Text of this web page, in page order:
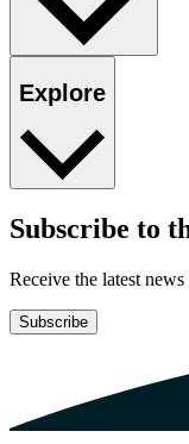
Explore​​​​‌ ‍ ​‍​‍‌‍ ‌ ​‍‌‍‍‌‌‍‌ ‌‍‍‌‌‍ ‍​‍​‍​ ‍‍​‍​‍‌ ​ ‌‍​‌‌‍ ‍‌‍‍‌‌ ‌​‌ ‍‌​‍ ‍‌‍‍‌‌‍ ​‍​‍​‍ ​​‍​‍‌‍‍​‌ ​‍‌‍‌‌‌‍‌‍​‍​‍​ ‍‍​‍​‍‌‍‍​‌ ‌​‌ ‌​‌ ​​​ ‍‍​‍ ​‍ ‌‍ ​‌‍ ‌‍​ ‌‍​‌‌‍ ​‌‍‍​‌‍ ‌ ​ ‌ ‌​​ ‍‍​ ​ ​ ​ ​ ​ ​ ​ ​‍ ‌‍‍‌‌‍ ‍‌ ‌​‌‍‌‌‌‍ ‍‌ ‌​​‍ ‌‍‌‌‌‍‌​‌‍‍‌‌ ‌​​‍ ‌‍ ‌‌‍ ‌‍‌​‌‍‌‌​ ‌‌ ​​‌ ​‍‌‍‌‌‌ ​ ‌‍‌‌‌‍ ‍‌ ‌​‌‍​‌‌ ‌​‌‍‍‌‌‍ ‌‍ ‍​ ‍ ‌‍‍‌‌‍‌​​ ‌‌ ​ ‌‍‍‌‌ ‌​‌‍‌‌‌​‌‍‌‍ ‌‍ ‌ ‌​‌‍‌‌‌ ​‍​ ‍ ‌ ‌​‌ ‍‌‌ ​​‌‍‌‌​ ‌‌‍‌‍‌‍ ‌‍ ‌ ‌​‌‍‌‌‌ ​‍​ ‍ ‌ ​​‌‍​‌‌ ‌​‌‍‍​​ ‌‌‍ ‌‌‍‌‌‌‍ ‍‌ ‌‌‌ ​ ​‍‌‌​ ‌‌‌​​‍‌‌ ‌‍‍ ‌‍‌‌‌ ‍‌​‍‌‌​ ​ ‌​‌​​‍‌‌​ ​ ‌​‌​​‍‌‌​ ​‍​ ​‍‌‍​‌​ ‍‌‌‍‌‍​ ​​‌‍‌​​ ​​​ ‌​​ ​​​ ​ ​ ​‌​ ‌‍​ ‌ ​‍‌‌​ ​‍​ ​‍​‍‌‌​ ‌‌‌​‌​​‍ ‍‌‍‍​‌‍‌‌‌‍​‌‌‍‌​‌‍‍‌‌‍ ‍‌‍‌ ​ ‌‍​‍‌‍​‌‌ ​ ‌‍‌‌‌‌‌‌‌ ​‍‌‍ ​​ ‌‌‍‍​‌ ‌​‌ ‌​‌ ​​​‍‌‌​ ​ ‌​​‌​‍‌‌​ ​‍‌​‌‍​‍‌‌​ ​‍‌​‌‍‌‍ ​‌‍ ‌‍​ ‌‍​‌‌‍ ​‌‍‍​‌‍ ‌ ​ ‌ ‌​​‍‌‌​ ​ ‌​​‌​ ​ ​ ​ ​ ​ ​ ​ ​‍‌‍‌‍‍‌‌‍‌​​ ‌‌ ​ ‌‍‍‌‌ ‌​‌‍‌‌‌​‌‍‌‍ ‌‍ ‌ ‌​‌‍‌‌‌ ​‍​‍‌‍‌ ‌​‌ ‍‌‌ ​​‌‍‌‌​ ‌‌‍‌‍‌‍ ‌‍ ‌ ‌​‌‍‌‌‌ ​‍​‍‌‍‌ ​​‌‍​‌‌ ‌​‌‍‍​​ ‌‌‍ ‌‌‍‌‌‌‍ ‍‌ ‌‌‌ ​ ​‍‌‌​ ‌‌‌​​‍‌‌ ‌‍‍ ‌‍‌‌‌ ‍‌​‍‌‌​ ​ ‌​‌​​‍‌‌​ ​ ‌​‌​​‍‌‌​ ​‍​ ​‍‌‍​‌​ ‍‌‌‍‌‍​ ​​‌‍‌​​ ​​​ ‌​​ ​​​ ​ ​ ​‌​ ‌‍​ ‌ ​‍‌‌​ ​‍​ ​‍​‍‌‌​ ‌‌‌​‌​​‍ ‍‌‍‍​‌‍‌‌‌‍​‌‌‍‌​‌‍‍‌‌‍ ‍‌‍‌ ​‍‌‍‌ ​​‌‍‌‌‌ ​‍‌ ​ ‌ ​​‌‍‌‌‌‍​ ‌ ‌​‌‍‍‌‌ ‌‍‌‍‌‌​ ‌‌ ​​‌ ‌‌‌‍​‍‌‍ ​‌‍‍‌‌ ​ ‌‍‍​‌‍‌‌‌‍‌​​‍​‍‌ ‌
Subscribe to the mailing list​​​​‌
Receive the latest news about New Jersey's Clean Energy
Subscribe​​​​‌ ‍ ​‍​‍‌‍ ‌ ​‍‌‍‍‌‌‍‌ ‌‍‍‌‌‍ ‍​‍​‍​ ‍‍​‍​‍‌ ​ ‌‍​‌‌‍ ‍‌‍‍‌‌ ‌​‌ ‍‌​‍ ‍‌‍‍‌‌‍ ​‍​‍​‍ ​​‍​‍‌‍‍​‌ ​‍‌‍‌‌‌‍‌‍​‍​‍​ ‍‍​‍​‍‌‍‍​‌ ‌​‌ ‌​‌ ​​​ ‍‍​‍ ​‍ ‌‍ ​‌‍ ‌‍​ ‌‍​‌‌‍ ​‌‍‍​‌‍ ‌ ​ ‌ ‌​​ ‍‍​ ​ ​ ​ ​ ​ ​ ​ ​‍ ‌‍‍‌‌‍ ‍‌ ‌​‌‍‌‌‌‍ ‍‌ ‌​​‍ ‌‍‌‌‌‍‌​‌‍‍‌‌ ‌​​‍ ‌‍ ‌‌‍ ‌‍‌​‌‍‌‌​ ‌‌ ​​‌ ​‍‌‍‌‌‌ ​ ‌‍‌‌‌‍ ‍‌ ‌​‌‍​‌‌ ‌​‌‍‍‌‌‍ ‌‍ ‍​ ‍ ‌‍‍‌‌‍‌​​ ‌‌ ​ ‌‍‍‌‌ ‌​‌‍‌‌‌​‌‍‌‍ ‌‍ ‌ ‌​‌‍‌‌‌ ​‍​ ‍ ‌ ‌​‌ ‍‌‌ ​​‌‍‌‌​ ‌‌‍‌‍‌‍ ‌‍ ‌ ‌​‌‍‌‌‌ ​‍​ ‍ ‌ ​​‌‍​‌‌ ‌​‌‍‍​​ ‌‌‍ ‍‌‍‌‌‌ ‌ ‌ ​ ‌‍ ​‌‍‌‌‌ ‌​‌ ‌​‌‍‌‌‌ ​‍​‍ ‍‌‍​‍‌ ‌​‌‍ ‍​ ‌‍​‍‌‍​‌‌ ​ ‌‍‌‌‌‌‌‌‌ ​‍‌‍ ​​ ‌‌‍‍​‌ ‌​‌ ‌​‌ ​​​‍‌‌​ ​ ‌​​‌​‍‌‌​ ​‍‌​‌‍​‍‌‌​ ​‍‌​‌‍‌‍ ​‌‍ ‌‍​ ‌‍​‌‌‍ ​‌‍‍​‌‍ ‌ ​ ‌ ‌​​‍‌‌​ ​ ‌​​‌​ ​ ​ ​ ​ ​ ​ ​ ​‍‌‍‌‍‍‌‌‍‌​​ ‌‌ ​ ‌‍‍‌‌ ‌​‌‍‌‌‌​‌‍‌‍ ‌‍ ‌ ‌​‌‍‌‌‌ ​‍​‍‌‍‌ ‌​‌ ‍‌‌ ​​‌‍‌‌​ ‌‌‍‌‍‌‍ ‌‍ ‌ ‌​‌‍‌‌‌ ​‍​‍‌‍‌ ​​‌‍​‌‌ ‌​‌‍‍​​ ‌‌‍ ‍‌‍‌‌‌ ‌ ‌ ​ ‌‍ ​‌‍‌‌‌ ‌​‌ ‌​‌‍‌‌‌ ​‍​‍ ‍‌‍​‍‌ ‌​‌‍ ‍​‍‌‍‌ ​​‌‍‌‌‌ ​‍‌ ​ ‌ ​​‌‍‌‌‌‍​ ‌ ‌​‌‍‍‌‌ ‌‍‌‍‌‌​ ‌‌ ​​‌ ‌‌‌‍​‍‌‍ ​‌‍‍‌‌ ​ ‌‍‍​‌‍‌‌‌‍‌​​‍​‍‌ ‌